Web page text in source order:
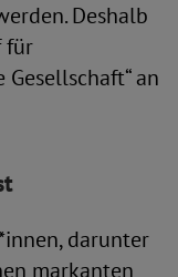
Deshalb
für
an
darunter
markanten